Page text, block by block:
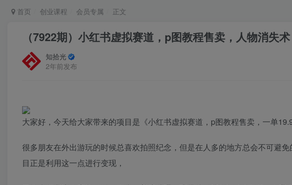
首页 创业课程 会员专属 正文
（7922期）小红书虚拟赛道，p图教程售卖，人物消失
知拾光
2年前发布
大家好，今天给大家带来的项目是《小红书虚拟赛道，p图教程售卖，一单
很多朋友在外出游玩的时候总喜欢拍照纪念，但是在人多的地方总会不可避
目正是利用这一点进行变现，